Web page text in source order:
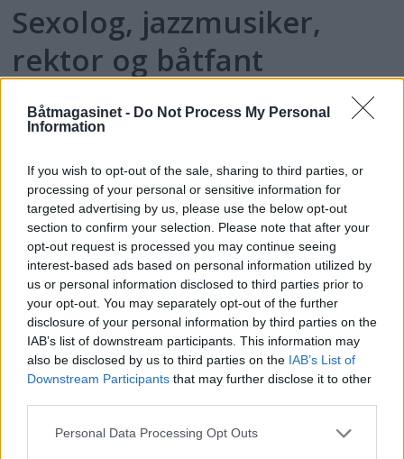
Båtmagasinet - Do Not Process My Personal
Information
If you wish to opt-out of the sale, sharing to third parties, or
processing of your personal or sensitive information for
targeted advertising by us, please use the below opt-out
section to confirm your selection. Please note that after your
opt-out request is processed you may continue seeing
interest-based ads based on personal information utilized by
us or personal information disclosed to third parties prior to
your opt-out. You may separately opt-out of the further
disclosure of your personal information by third parties on the
IAB’s list of downstream participants. This information may
also be disclosed by us to third parties on the IAB’s List of
Downstream Participants that may further disclose it to other
Personal Data Processing Opt Outs
Sexolog, jazzmusiker,
rektor og båtfant
PLUS
Motorbåtdefilering i Risør